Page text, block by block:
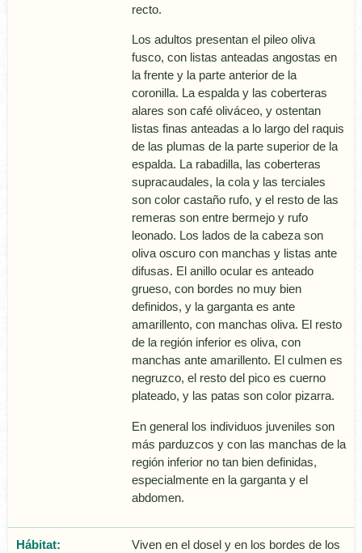
recto.
Los adultos presentan el pileo oliva
fusco, con listas anteadas angostas en
la frente y la parte anterior de la
coronilla. La espalda y las coberteras
alares son café oliváceo, y ostentan
listas finas anteadas a lo largo del raquis
de las plumas de la parte superior de la
espalda. La rabadilla, las coberteras
supracaudales, la cola y las terciales
son color castaño rufo, y el resto de las
remeras son entre bermejo y rufo
leonado. Los lados de la cabeza son
oliva oscuro con manchas y listas ante
difusas. El anillo ocular es anteado
grueso, con bordes no muy bien
definidos, y la garganta es ante
amarillento, con manchas oliva. El resto
de la región inferior es oliva, con
manchas ante amarillento. El culmen es
negruzco, el resto del pico es cuerno
plateado, y las patas son color pizarra.
En general los individuos juveniles son
más parduzcos y con las manchas de la
región inferior no tan bien definidas,
especialmente en la garganta y el
abdomen.
Hábitat:
Viven en el dosel y en los bordes de los